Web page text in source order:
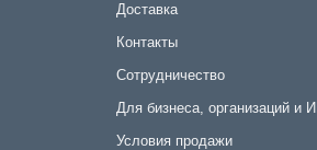
Доставка
Контакты
Сотрудничество
Для бизнеса, организаций и
Условия продажи